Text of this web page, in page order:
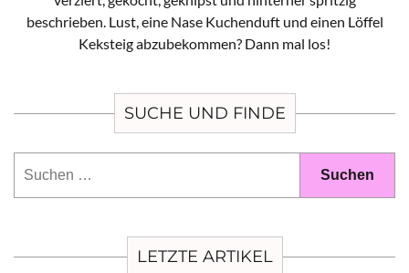
beschrieben. Lust, eine Nase Kuchenduft und einen Löffel
Keksteig abzubekommen? Dann mal los!
SUCHE UND FINDE
LETZTE ARTIKEL